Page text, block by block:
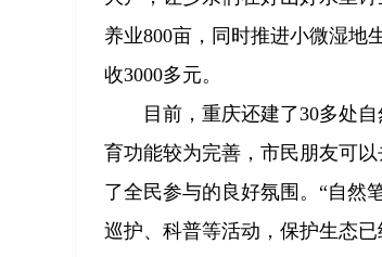
养业800亩，同时推进小微湿地
收3000多元。
目前，重庆还建了30多处
育功能较为完善，市民朋友可
了全民参与的良好氛围。“自然
巡护、科普等活动，保护生态已